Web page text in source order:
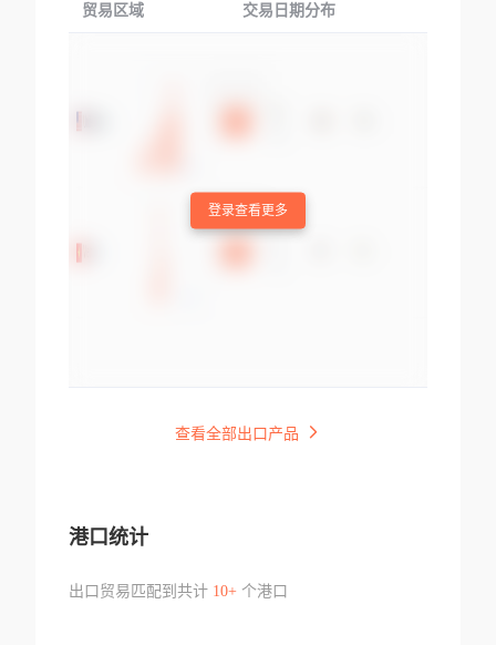
贸易区域 交易日期分布
登录查看更多
查看全部出口产品
港口统计
出口贸易匹配到共计 10+个港口